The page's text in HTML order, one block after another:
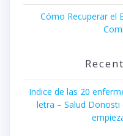
Cómo Recuperar el
Indice de las 20
letra – Salud Donosti